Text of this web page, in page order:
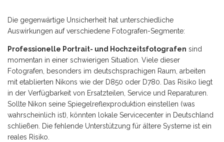
Die gegenwärtige Unsicherheit hat unterschiedliche
Auswirkungen auf verschiedene Fotografen-Segmente:
Professionelle Portrait- und Hochzeitsfotografen sind
momentan in einer schwierigen Situation. Viele dieser
Fotografen, besonders im deutschsprachigen Raum, arbeiten
mit etablierten Nikons wie der D850 oder D780. Das Risiko liegt
in der Verfügbarkeit von Ersatzteilen, Service und Reparaturen.
Sollte Nikon seine Spiegelreflexproduktion einstellen (was
wahrscheinlich ist), könnten lokale Servicecenter in Deutschland
schließen. Die fehlende Unterstützung für ältere Systeme ist ein
reales Risiko.